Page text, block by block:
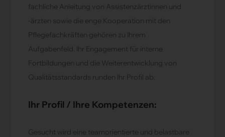
fachliche Anleitung von Assistenzärztinnen und
-ärzten sowie die enge Kooperation mit den
Pflegefachkräften gehören zu Ihrem
Aufgabenfeld. Ihr Engagement für interne
Fortbildungen und die Weiterentwicklung von
Qualitätsstandards runden Ihr Profil ab.
Ihr Profil / Ihre Kompetenzen:
Gesucht wird eine teamorientierte und belastbare